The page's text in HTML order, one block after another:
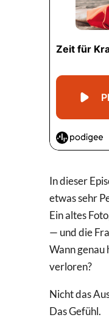
In dieser
etwas sehr
Ein altes
— und die
Wann genau
verloren?
Nicht das
Das Gefühl.